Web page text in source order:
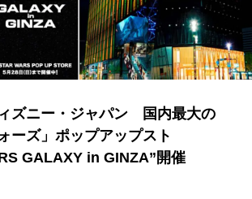
ズニー・ジャパン 国内最大の
ーズ」ポップアップスト
GALAXY in GINZA”開催